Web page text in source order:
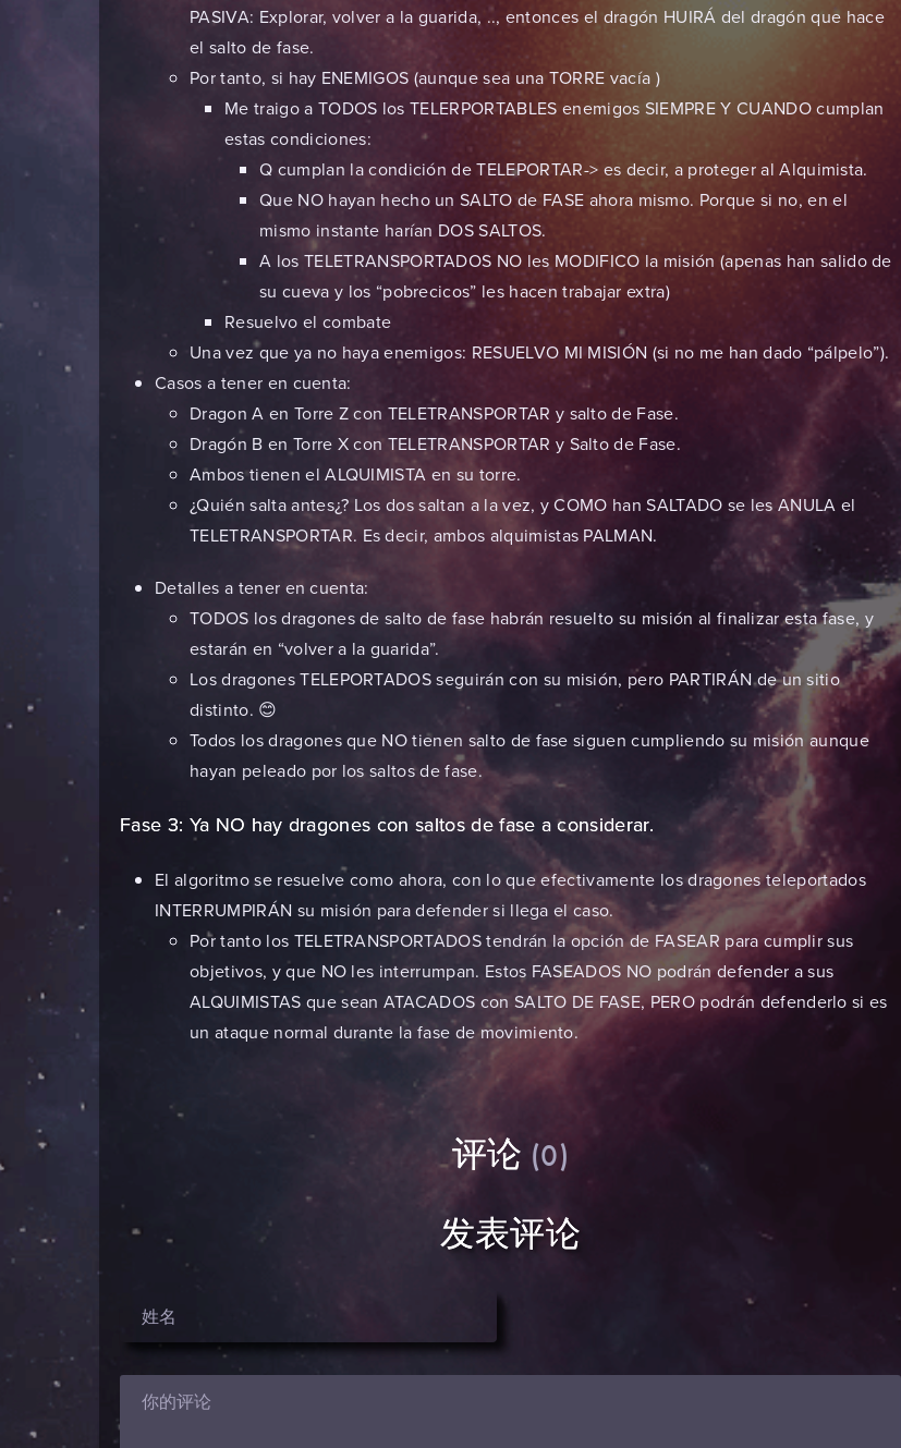
PASIVA: Explorar, volver a la guarida, .., entonces el dragón HUIRÁ del dragón que hace
el salto de fase.
Por tanto, si hay ENEMIGOS (aunque sea una TORRE vacía )
Me traigo a TODOS los TELERPORTABLES enemigos SIEMPRE Y CUANDO cumplan
estas condiciones:
Q cumplan la condición de TELEPORTAR-> es decir, a proteger al Alquimista.
Que NO hayan hecho un SALTO de FASE ahora mismo. Porque si no, en el
mismo instante harían DOS SALTOS.
A los TELETRANSPORTADOS NO les MODIFICO la misión (apenas han salido de
su cueva y los “pobrecicos” les hacen trabajar extra)
Resuelvo el combate
Una vez que ya no haya enemigos: RESUELVO MI MISIÓN (si no me han dado “pálpelo”).
Casos a tener en cuenta:
Dragon A en Torre Z con TELETRANSPORTAR y salto de Fase.
Dragón B en Torre X con TELETRANSPORTAR y Salto de Fase.
Ambos tienen el ALQUIMISTA en su torre.
¿Quién salta antes¿? Los dos saltan a la vez, y COMO han SALTADO se les ANULA el
TELETRANSPORTAR. Es decir, ambos alquimistas PALMAN.
Detalles a tener en cuenta:
TODOS los dragones de salto de fase habrán resuelto su misión al finalizar esta fase, y
estarán en “volver a la guarida”.
Los dragones TELEPORTADOS seguirán con su misión, pero PARTIRÁN de un sitio
distinto. 😊
Todos los dragones que NO tienen salto de fase siguen cumpliendo su misión aunque
hayan peleado por los saltos de fase.
Fase 3: Ya NO hay dragones con saltos de fase a considerar.
El algoritmo se resuelve como ahora, con lo que efectivamente los dragones teleportados
INTERRUMPIRÁN su misión para defender si llega el caso.
Por tanto los TELETRANSPORTADOS tendrán la opción de FASEAR para cumplir sus
objetivos, y que NO les interrumpan. Estos FASEADOS NO podrán defender a sus
ALQUIMISTAS que sean ATACADOS con SALTO DE FASE, PERO podrán defenderlo si es
un ataque normal durante la fase de movimiento.
评论 (0)
发表评论